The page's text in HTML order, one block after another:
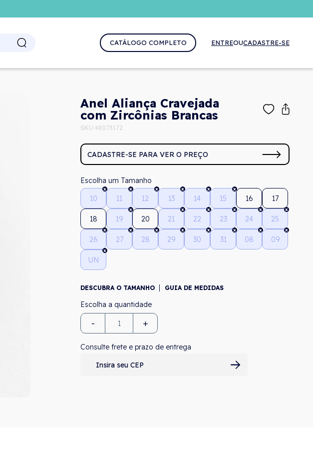
CATÁLOGO COMPLETO ENTREOUCADASTRE-SE
Anel Aliança Cravejada
com Zircônias Brancas
SKU 48073172
CADASTRE-SE PARA VER O PREÇO
Tamanho
10
11 12 13 14 15 16 17
18 19 20 21 22 23 24 25
26 27 28 29 30 31 08 09
UN
DESCUBRA O TAMANHO GUIA DE MEDIDAS
- +
Consulte frete e prazo de entrega